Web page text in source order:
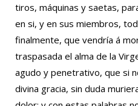
tiros, máquinas y saetas,
en si, y en sus miembros,
finalmente, que vendría á
traspasada el alma de la
agudo y penetrativo, que si
divina gracia, sin duda